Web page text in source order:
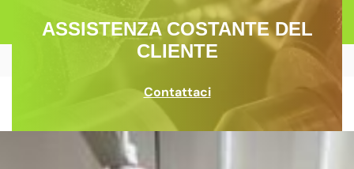
ASSISTENZA COSTANTE DEL
CLIENTE
Contattaci